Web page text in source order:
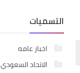
التسميات
اخبار عامه
الاتحاد السعودي